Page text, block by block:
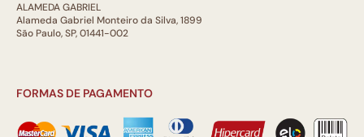
ALAMEDA GABRIEL
Alameda Gabriel Monteiro da Silva, 1899
São Paulo, SP, 01441-002
FORMAS DE PAGAMENTO